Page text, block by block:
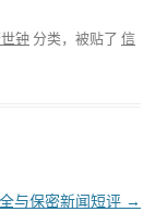
钟 分类，被贴了 信
与保密新闻短评 →